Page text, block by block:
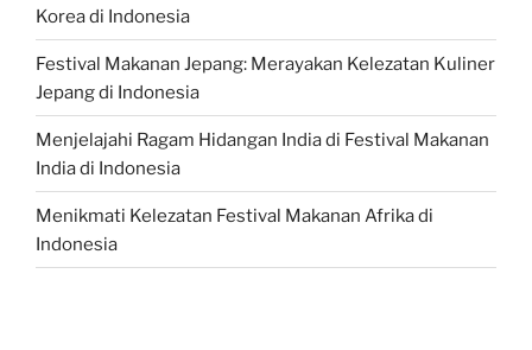
Korea di Indonesia
Festival Makanan Jepang: Merayakan Kelezatan Kuliner
Jepang di Indonesia
Menjelajahi Ragam Hidangan India di Festival Makanan
India di Indonesia
Menikmati Kelezatan Festival Makanan Afrika di
Indonesia